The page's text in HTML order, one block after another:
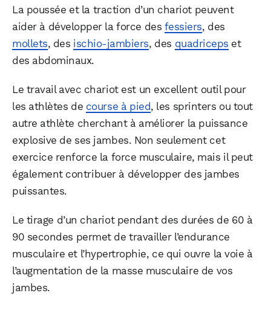
La poussée et la traction d’un chariot peuvent
aider à développer la force des fessiers, des
mollets, des ischio-jambiers, des quadriceps et
des abdominaux.
Le travail avec chariot est un excellent outil pour
les athlètes de course à pied, les sprinters ou tout
autre athlète cherchant à améliorer la puissance
explosive de ses jambes. Non seulement cet
exercice renforce la force musculaire, mais il peut
également contribuer à développer des jambes
puissantes.
Le tirage d’un chariot pendant des durées de 60 à
90 secondes permet de travailler l’endurance
musculaire et l’hypertrophie, ce qui ouvre la voie à
l’augmentation de la masse musculaire de vos
jambes.